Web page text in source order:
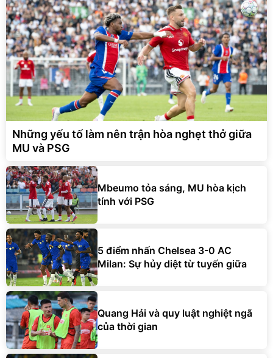
Những yếu tố làm nên trận hòa nghẹt thở giữa
MU và PSG
Mbeumo tỏa sáng, MU hòa kịch
tính với PSG
5 điểm nhấn Chelsea 3-0 AC
Milan: Sự hủy diệt từ tuyến giữa
Quang Hải và quy luật nghiệt ngã
của thời gian